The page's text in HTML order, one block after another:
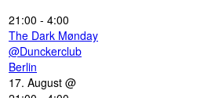
21:00 - 4:00
The Dark Mønday
@Dunckerclub
Berlin
17. August @